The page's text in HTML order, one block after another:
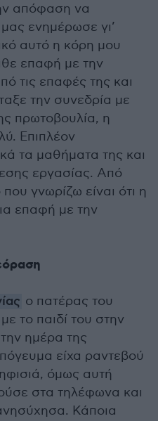
απόφαση να
ενημέρωσε γι’
αυτό η κόρη μου
επαφή με την
τις επαφές της και
την συνεδρία με
πρωτοβουλία, η
Επιπλέον
τα μαθήματα της και
εργασίας. Από
γνωρίζω είναι ότι η
επαφή με την
ο πατέρας του
το παιδί του στην
ημέρα της
είχα ραντεβού
όμως αυτή
στα τηλέφωνα και
Κάποια